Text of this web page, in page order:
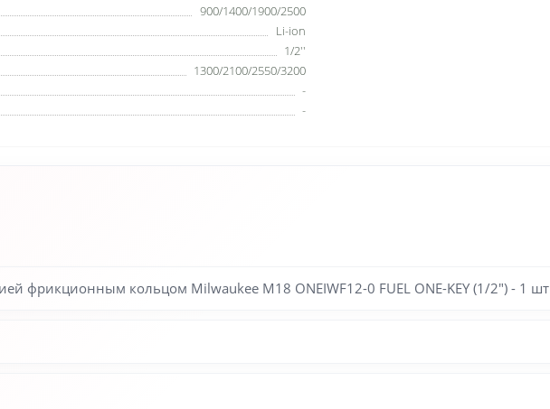
900/1400/1900/2500
Li-ion
1/2''
1300/2100/2550/3200
-
-
фрикционным кольцом Milwaukee M18 ONEIWF12-0 FUEL ONE-KEY (1/2") - 1 шт